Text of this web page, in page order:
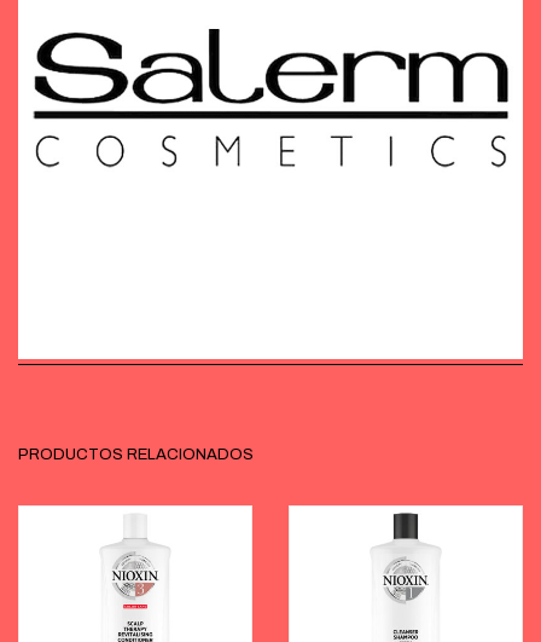
PRODUCTOS RELACIONADOS